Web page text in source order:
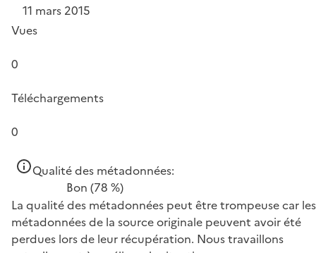
11 mars 2015
Vues
0
Téléchargements
0
Qualité des métadonnées:
Bon (78 %)
La qualité des métadonnées peut être trompeuse car les
métadonnées de la source originale peuvent avoir été
perdues lors de leur récupération. Nous travaillons